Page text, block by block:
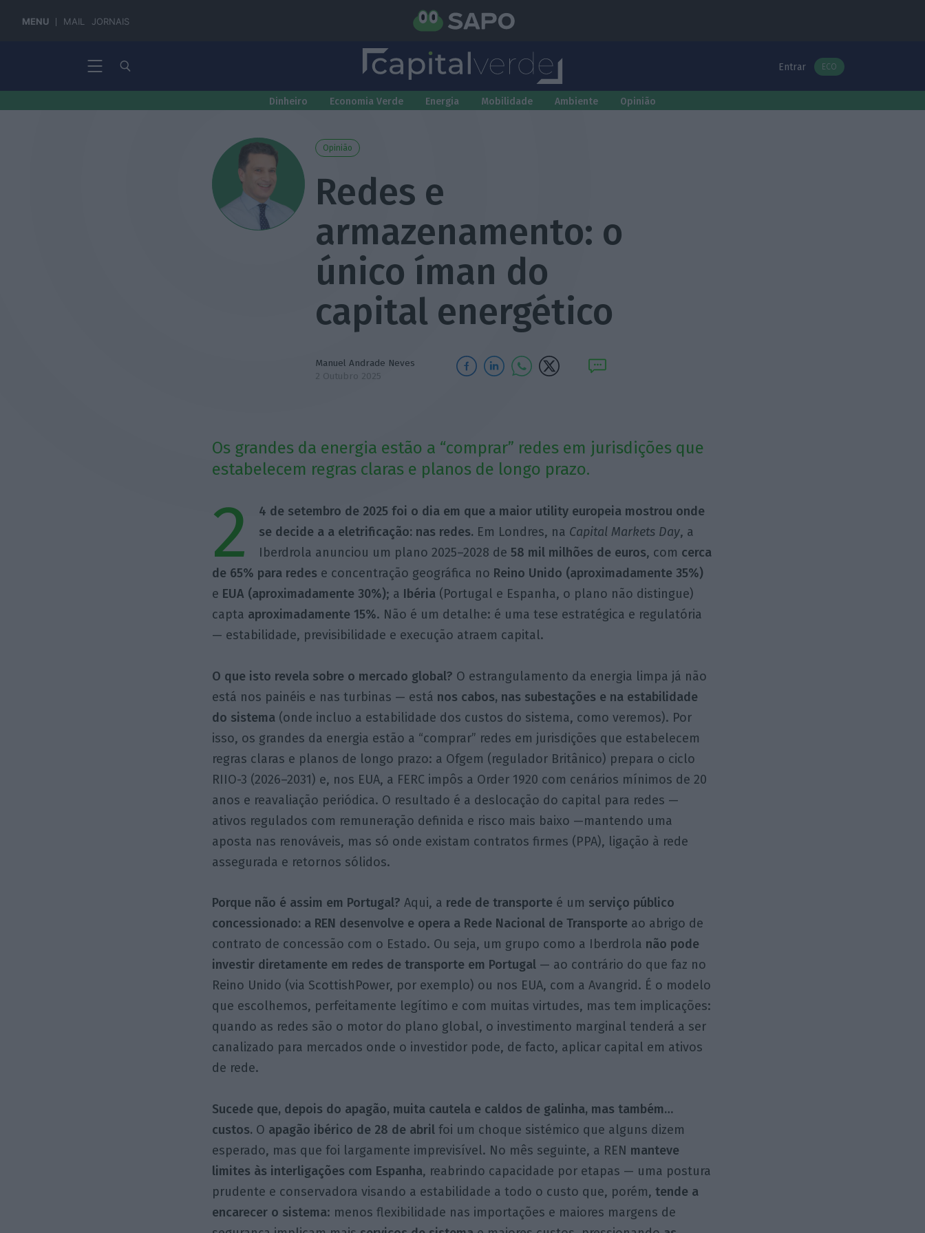
MENU MAIL JORNAIS
Entrar ECO
Dinheiro Economia Verde Energia Mobilidade Ambiente Opinião
Opinião
Redes e
armazenamento: o
único íman do
capital energético
Manuel Andrade Neves
2 Outubro 2025
Os grandes da energia estão a “comprar” redes em jurisdições que
estabelecem regras claras e planos de longo prazo.
2
4 de setembro de 2025 foi o dia em que a maior utility europeia mostrou onde
se decide a a eletrificação: nas redes. Em Londres, na Capital Markets Day, a
Iberdrola anunciou um plano 2025–2028 de58 mil milhões de euros, com cerca
de 65% para redes e concentração geográfica no Reino Unido (aproximadamente 35%)
e EUA (aproximadamente 30%); a Ibéria (Portugal e Espanha, o plano não distingue)
capta aproximadamente 15%. Não é um detalhe: é uma tese estratégica e regulatória
— estabilidade, previsibilidade e execução atraem capital.
O que isto revela sobre o mercado global? O estrangulamento da energia limpa já não
está nos painéis e nas turbinas — está nos cabos, nas subestações e na estabilidade
do sistema (onde incluo a estabilidade dos custos do sistema, como veremos). Por
isso, os grandes da energia estão a “comprar” redes em jurisdições que estabelecem
regras claras e planos de longo prazo: a Ofgem (regulador Britânico) prepara o ciclo
RIIO-3 (2026–2031) e, nos EUA, a FERC impôs a Order 1920 com cenários mínimos de 20
anos e reavaliação periódica. O resultado é a deslocação do capital para redes —
ativos regulados com remuneração definida e risco mais baixo —mantendo uma
aposta nas renováveis, mas só onde existam contratos firmes (PPA), ligação à rede
assegurada e retornos sólidos.
Porque não é assim em Portugal? Aqui, a rede de transporte é um serviço público
concessionado: a REN desenvolve e opera a Rede Nacional de Transporte ao abrigo de
contrato de concessão com o Estado. Ou seja, um grupo como a Iberdrola não pode
investir diretamente em redes de transporte em Portugal — ao contrário do que faz no
Reino Unido (via ScottishPower, por exemplo) ou nos EUA, com a Avangrid. É o modelo
que escolhemos, perfeitamente legítimo e com muitas virtudes, mas tem implicações:
quando as redes são o motor do plano global, o investimento marginal tenderá a ser
canalizado para mercados onde o investidor pode, de facto, aplicar capital em ativos
de rede.
Sucede que, depois do apagão, muita cautela e caldos de galinha, mas também…
custos. O apagão ibérico de 28 de abril foi um choque sistémico que alguns dizem
esperado, mas que foi largamente imprevisível. No mês seguinte, a REN manteve
limites às interligações com Espanha, reabrindo capacidade por etapas — uma postura
prudente e conservadora visando a estabilidade a todo o custo que, porém,tende a
encarecer o sistema: menos flexibilidade nas importações e maiores margens de